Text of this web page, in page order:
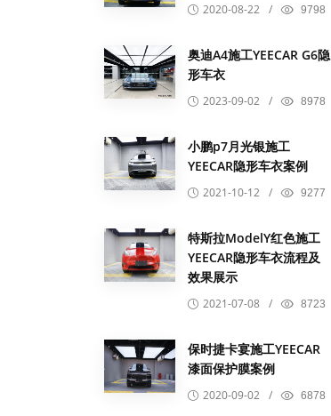
2020-08-22 / 9798
奥迪A4施工YEECAR G6隐
形车衣
2023-09-02 / 8978
小鹏p7月光银施工
YEECAR隐形车衣案例
2021-10-12 / 9277
特斯拉ModelY红色施工
YEECAR隐形车衣流程及
效果展示
2021-07-08 / 8723
保时捷卡宴施工YEECAR
漆面保护膜案例
2020-09-02 / 6878